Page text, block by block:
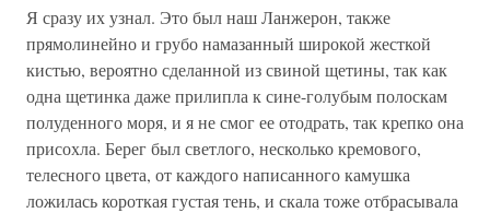
Я сразу их узнал. Это был наш Ланжерон, также
прямолинейно и грубо намазанный широкой жесткой
кистью, вероятно сделанной из свиной щетины, так как
одна щетинка даже прилипла к сине-голубым полоскам
полуденного моря, и я не смог ее отодрать, так крепко она
присохла. Берег был светлого, несколько кремового,
телесного цвета, от каждого написанного камушка
ложилась короткая густая тень, и скала тоже отбрасывала